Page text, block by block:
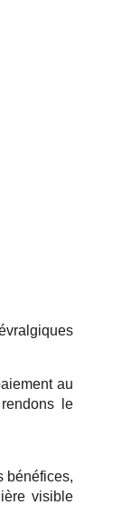
au
le
bénéfices,
visible